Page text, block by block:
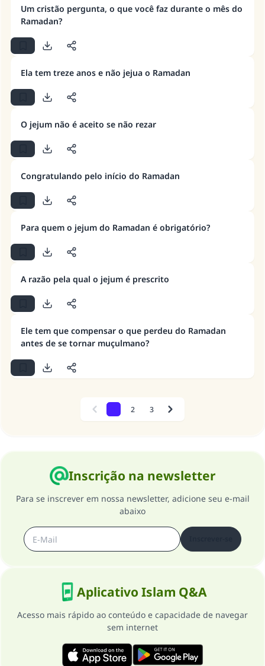
Um cristão pergunta, o que você faz durante o mês do
Ramadan?
Ela tem treze anos e não jejua o Ramadan
O jejum não é aceito se não rezar
Congratulando pelo início do Ramadan
Para quem o jejum do Ramadan é obrigatório?
A razão pela qual o jejum é prescrito
Ele tem que compensar o que perdeu do Ramadan
antes de se tornar muçulmano?
Previous 2 3 Next
Inscrição na newsletter
Para se inscrever em nossa newsletter, adicione seu e-mail
abaixo
Aplicativo Islam Q&A
Acesso mais rápido ao conteúdo e capacidade de navegar
sem internet
A resposta n° 110845 salvou um
"Quem quer que incentive outros a fazer o
que aqueles que o fazem."